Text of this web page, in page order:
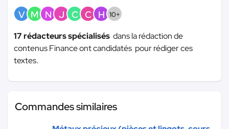
V M N J C C H 10+
17 rédacteurs spécialisés dans la rédaction de
contenus Finance ont candidatés pour rédiger ces
textes.
Commandes similaires